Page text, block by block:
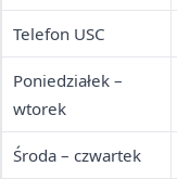
Telefon USC
Poniedziałek –
wtorek
Środa – czwartek